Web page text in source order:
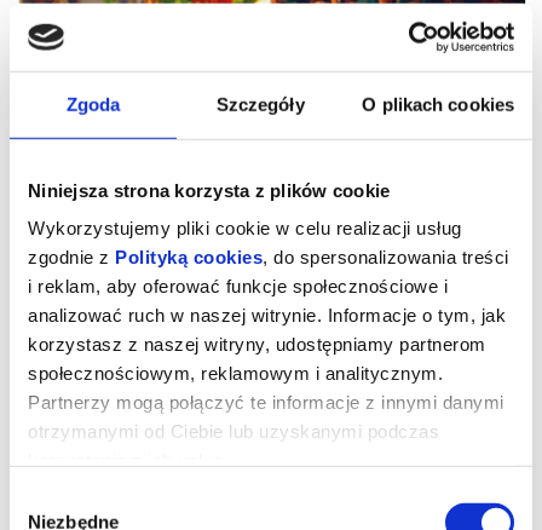
Zgoda Szczegóły O plikach cookies
Niniejsza strona korzysta z plików cookie
Wykorzystujemy pliki cookie w celu realizacji usług
zgodnie z Polityką cookies, do spersonalizowania treści
i reklam, aby oferować funkcje społecznościowe i
analizować ruch w naszej witrynie. Informacje o tym, jak
korzystasz z naszej witryny, udostępniamy partnerom
społecznościowym, reklamowym i analitycznym.
Partnerzy mogą połączyć te informacje z innymi danymi
otrzymanymi od Ciebie lub uzyskanymi podczas
Niezbędne
Drugie życie
reż. Maryam Touzani | Niemcy, Francja, Hiszpania, Belgia, Maroko |
2025
„Drugie życie” – zdobywca nagrody publiczności na festiwalu
portret dojrzałej kobiety, w którą wciela się Carmen Maura
(„Kobiety na skraju załamania nerwowego”, „Volver”).